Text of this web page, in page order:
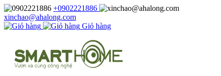
+0902221886
xinchao@ahalong.com
Giỏ hàng